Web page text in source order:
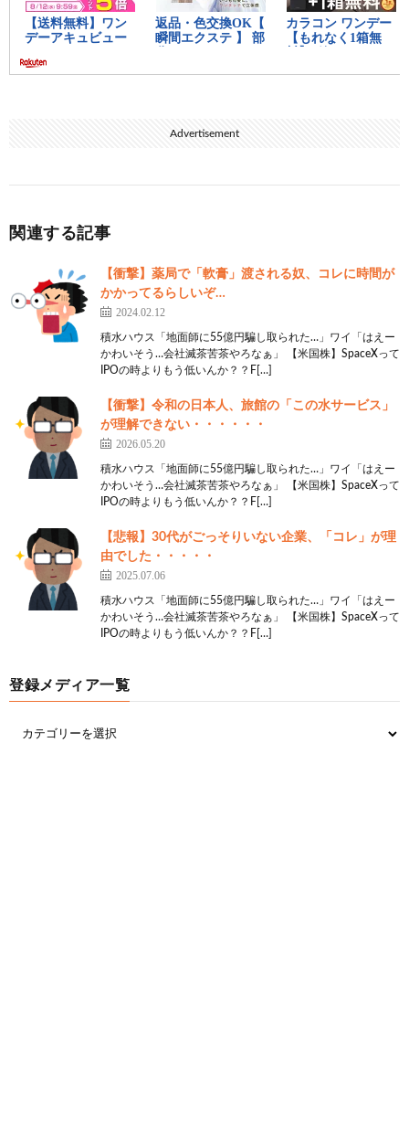
Advertisement
関連する記事
【衝撃】薬局で「軟膏」渡される奴、コレに時間が
かかってるらしいぞ…
2024.02.12
積水ハウス「地面師に55億円騙し取られた…」ワイ「はえー
かわいそう…会社滅茶苦茶やろなぁ」 【米国株】SpaceXって
IPOの時よりもう低いんか？？F[…]
【衝撃】令和の日本人、旅館の「この水サービス」
が理解できない・・・・・・
2026.05.20
積水ハウス「地面師に55億円騙し取られた…」ワイ「はえー
かわいそう…会社滅茶苦茶やろなぁ」 【米国株】SpaceXって
IPOの時よりもう低いんか？？F[…]
【悲報】30代がごっそりいない企業、「コレ」が理
由でした・・・・・
2025.07.06
積水ハウス「地面師に55億円騙し取られた…」ワイ「はえー
かわいそう…会社滅茶苦茶やろなぁ」 【米国株】SpaceXって
IPOの時よりもう低いんか？？F[…]
登録メディア一覧